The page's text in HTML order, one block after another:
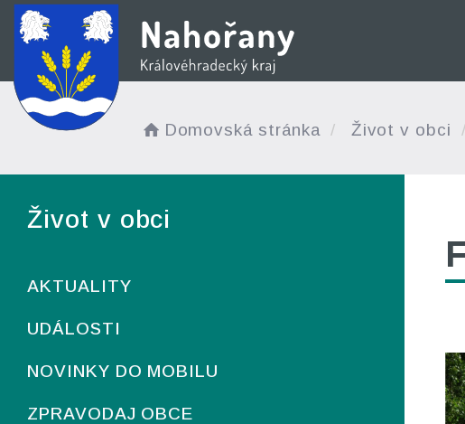
Domovská stránka Život v obci
Život v obci
AKTUALITY
UDÁLOSTI
NOVINKY DO MOBILU
ZPRAVODAJ OBCE